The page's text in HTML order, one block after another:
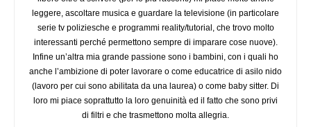
leggere, ascoltare musica e guardare la televisione (in particolare
serie tv poliziesche e programmi reality/tutorial, che trovo molto
interessanti perché permettono sempre di imparare cose nuove).
Infine un’altra mia grande passione sono i bambini, con i quali ho
anche l’ambizione di poter lavorare o come educatrice di asilo nido
(lavoro per cui sono abilitata da una laurea) o come baby sitter. Di
loro mi piace soprattutto la loro genuinità ed il fatto che sono privi
di filtri e che trasmettono molta allegria.